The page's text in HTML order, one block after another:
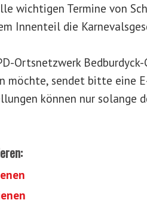
wichtigen Termine von
Innenteil die
Ortsnetzwerk
möchte, sendet bitte eine
können nur solange